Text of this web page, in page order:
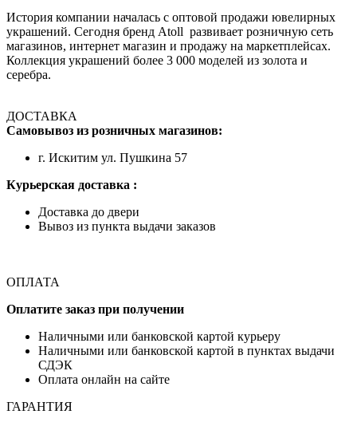
История компании началась с оптовой продажи ювелирных
украшений. Сегодня бренд Atoll развивает розничную сеть
магазинов, интернет магазин и продажу на маркетплейсах.
Коллекция украшений более 3 000 моделей из золота и
серебра.
ДОСТАВКА
Самовывоз из розничных магазинов:
г. Искитим ул. Пушкина 57
Курьерская доставка :
Доставка до двери
Вывоз из пункта выдачи заказов
ОПЛАТА
Оплатите заказ при получении
Наличными или банковской картой курьеру
Наличными или банковской картой в пунктах выдачи
СДЭК
Оплата онлайн на сайте
ГАРАНТИЯ